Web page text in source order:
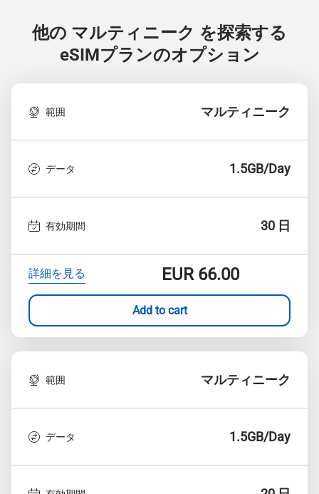
他の マルティニーク を探索する
eSIMプランのオプション
範囲 マルティニーク
データ 1.5GB/Day
有効期間 30 日
詳細を見る EUR66.00
Add to cart
範囲 マルティニーク
データ 1.5GB/Day